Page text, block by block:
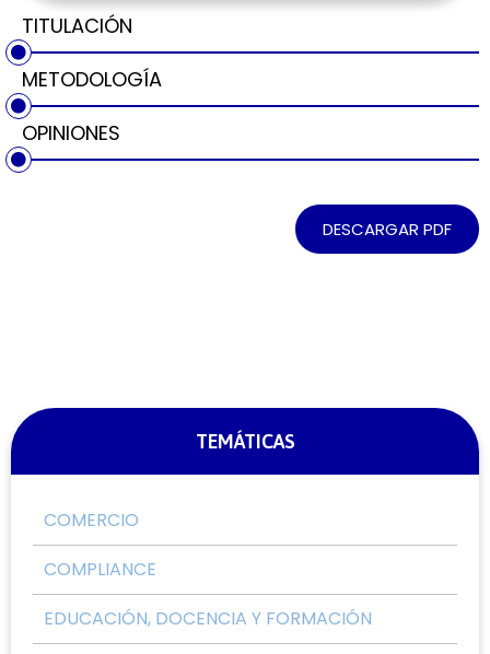
TITULACIÓN
METODOLOGÍA
OPINIONES
DESCARGAR PDF
TEMÁTICAS
COMERCIO
COMPLIANCE
EDUCACIÓN, DOCENCIA Y FORMACIÓN